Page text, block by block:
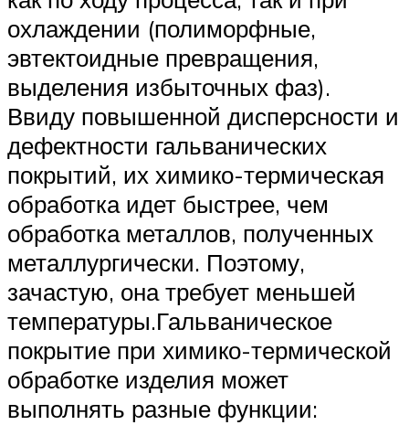
охлаждении (полиморфные,
эвтектоидные превращения,
выделения избыточных фаз).
Ввиду повышенной дисперсности и
дефектности гальванических
покрытий, их химико-термическая
обработка идет быстрее, чем
обработка металлов, полученных
металлургически. Поэтому,
зачастую, она требует меньшей
температуры.Гальваническое
покрытие при химико-термической
обработке изделия может
выполнять разные функции: